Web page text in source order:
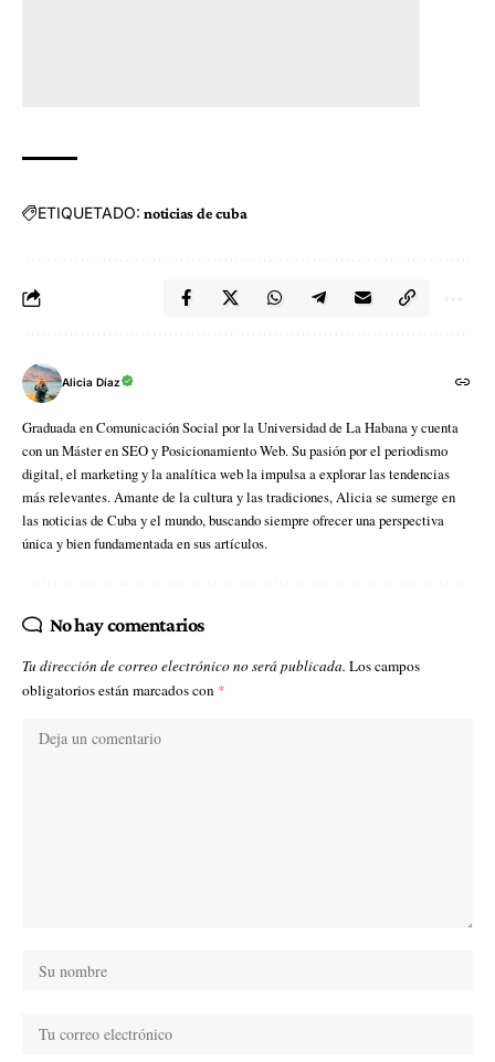
ETIQUETADO: noticias de cuba
Alicia Díaz
Graduada en Comunicación Social por la Universidad de La Habana y cuenta
con un Máster en SEO y Posicionamiento Web. Su pasión por el periodismo
digital, el marketing y la analítica web la impulsa a explorar las tendencias
más relevantes. Amante de la cultura y las tradiciones, Alicia se sumerge en
las noticias de Cuba y el mundo, buscando siempre ofrecer una perspectiva
única y bien fundamentada en sus artículos.
No hay comentarios
Tu dirección de correo electrónico no será publicada. Los campos
obligatorios están marcados con *